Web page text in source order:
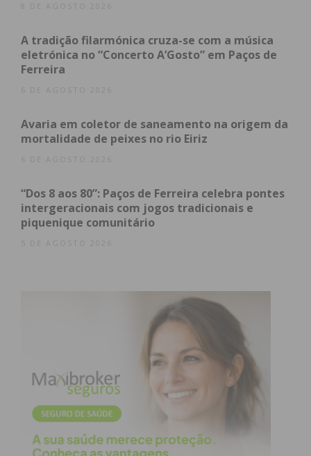
8 DE AGOSTO 2026
A tradição filarmónica cruza-se com a música
eletrónica no “Concerto A’Gosto” em Paços de
Ferreira
6 DE AGOSTO 2026
Avaria em coletor de saneamento na origem da
mortalidade de peixes no rio Eiriz
6 DE AGOSTO 2026
“Dos 8 aos 80”: Paços de Ferreira celebra pontes
intergeracionais com jogos tradicionais e
piquenique comunitário
5 DE AGOSTO 2026